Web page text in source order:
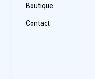
Boutique
Contact